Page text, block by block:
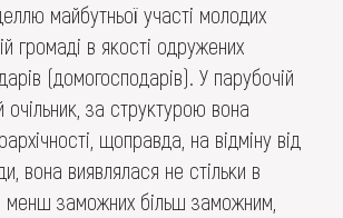
майбутньої участі молодих
громаді в якості одружених
(домогосподарів). У парубочій
очільник, за структурою вона
щоправда, на відміну від
вона виявлялася не стільки в
менш заможних більш заможним,